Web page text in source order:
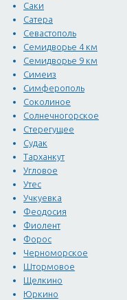
Саки
Сатера
Севастополь
Семидворье 4 км
Семидворье 9 км
Симеиз
Симферополь
Соколиное
Солнечногорское
Стерегущее
Судак
Тарханкут
Угловое
Утес
Учкуевка
Феодосия
Фиолент
Форос
Черноморское
Штормовое
Щелкино
Юркино